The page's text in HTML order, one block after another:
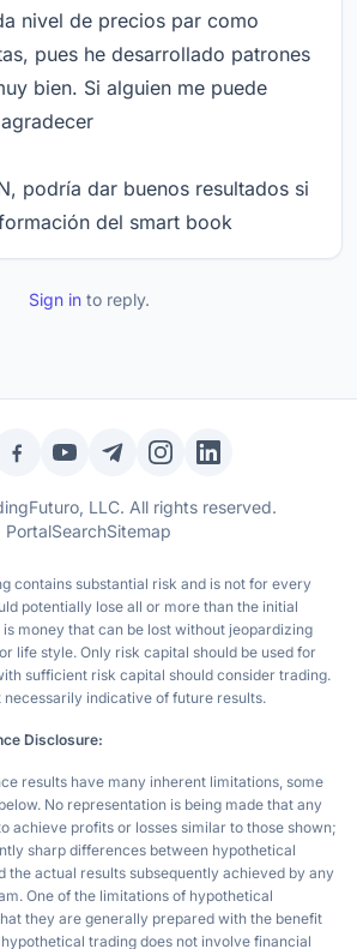
nivel de precios par como
pues he desarrollado patrones
bien. Si alguien me puede
podría dar buenos resultados si
del smart book
Sign into reply.
/ X
FacebookYouTubeTelegramInstagramLinkedIn
LLC. All rights reserved.
PortalSearchSitemap
contains substantial risk and is not for every
potentially lose all or more than the initial
money that can be lost without jeopardizing
life style. Only risk capital should be used for
sufficient risk capital should consider trading.
necessarily indicative of future results.
Disclosure:
results have many inherent limitations, some
No representation is being made that any
achieve profits or losses similar to those shown;
sharp differences between hypothetical
the actual results subsequently achieved by any
One of the limitations of hypothetical
they are generally prepared with the benefit
trading does not involve financial